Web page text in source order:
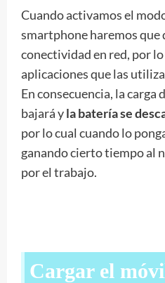
Cuando activamos el
smartphone haremos que
conectividad en red, por
aplicaciones que las
En consecuencia, la
bajará yla batería se
por lo cual cuando lo
ganando cierto tiempo al
por el trabajo.
Cargar el